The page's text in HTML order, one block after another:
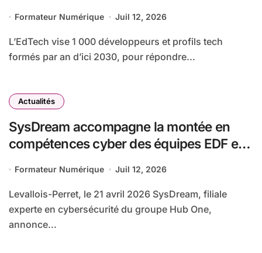
Formateur Numérique Juil 12, 2026
L’EdTech vise 1 000 développeurs et profils tech
formés par an d’ici 2030, pour répondre...
Actualités
SysDream accompagne la montée en
compétences cyber des équipes EDF en
Formateur Numérique Juil 12, 2026
Levallois-Perret, le 21 avril 2026 SysDream, filiale
experte en cybersécurité du groupe Hub One,
annonce...